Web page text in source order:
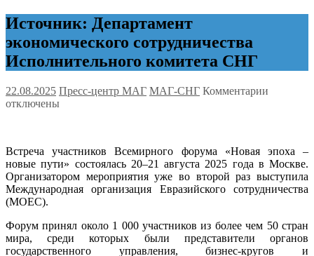
Источник: Департамент
экономического сотрудничества
Исполнительного комитета СНГ
22.08.2025 Пресс-центр МАГ МАГ-СНГ Комментарии
II
встреча
«Новая
эпоха
отключены
Встреча участников Всемирного форума «Новая эпоха –
новые пути» состоялась 20–21 августа 2025 года в Москве.
Организатором мероприятия уже во второй раз выступила
Международная организация Евразийского сотрудничества
(МОЕС).
Форум принял около 1 000 участников из более чем 50 стран
мира, среди которых были представители органов
государственного управления, бизнес-кругов и